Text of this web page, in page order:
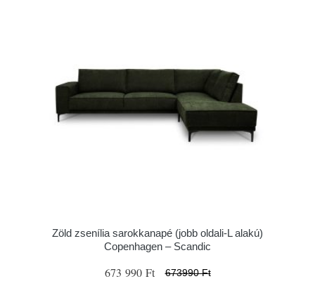
Zöld zsenília sarokkanapé (jobb oldali-L alakú)
Copenhagen – Scandic
673 990 Ft 673990 Ft